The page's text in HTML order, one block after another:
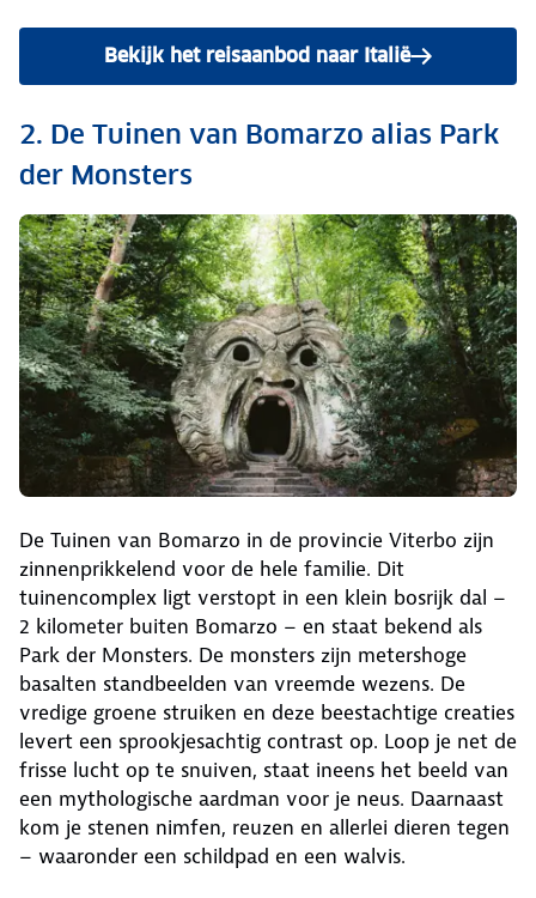
Bekijk het reisaanbod naar Italië
2. De Tuinen van Bomarzo alias Park
der Monsters
De Tuinen van Bomarzo in de provincie Viterbo zijn
zinnenprikkelend voor de hele familie. Dit
tuinencomplex ligt verstopt in een klein bosrijk dal –
2 kilometer buiten Bomarzo – en staat bekend als
Park der Monsters. De monsters zijn metershoge
basalten standbeelden van vreemde wezens. De
vredige groene struiken en deze beestachtige creaties
levert een sprookjesachtig contrast op. Loop je net de
frisse lucht op te snuiven, staat ineens het beeld van
een mythologische aardman voor je neus. Daarnaast
kom je stenen nimfen, reuzen en allerlei dieren tegen
– waaronder een schildpad en een walvis.